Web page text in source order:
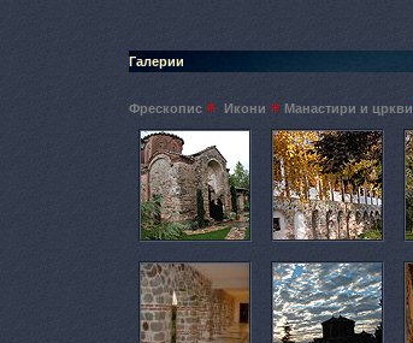
Галерии
Фрескопис Икони Манастири и цркви